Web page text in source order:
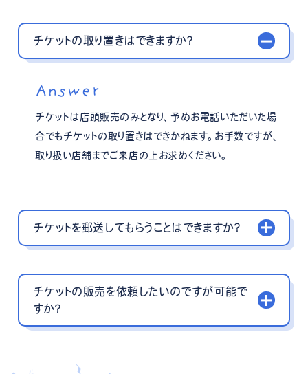
チケットの取り置きはできますか？
Answer
チケットは店頭販売のみとなり、予めお電話いただいた場
合でもチケットの取り置きはできかねます。お手数ですが、
取り扱い店舗までご来店の上お求めください。
チケットを郵送してもらうことはできますか？
チケットの販売を依頼したいのですが可能で
すか？